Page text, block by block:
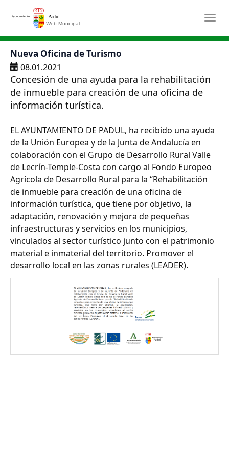
Saltar al contenido principal
Nueva Oficina de Turismo
08.01.2021
Concesión de una ayuda para la rehabilitación
de inmueble para creación de una oficina de
información turística.
EL AYUNTAMIENTO DE PADUL, ha recibido una ayuda
de la Unión Europea y de la Junta de Andalucía en
colaboración con el Grupo de Desarrollo Rural Valle
de Lecrín-Temple-Costa con cargo al Fondo Europeo
Agrícola de Desarrollo Rural para la “Rehabilitación
de inmueble para creación de una oficina de
información turística, que tiene por objetivo, la
adaptación, renovación y mejora de pequeñas
infraestructuras y servicios en los municipios,
vinculados al sector turístico junto con el patrimonio
material e inmaterial del territorio. Promover el
desarrollo local en las zonas rurales (LEADER).